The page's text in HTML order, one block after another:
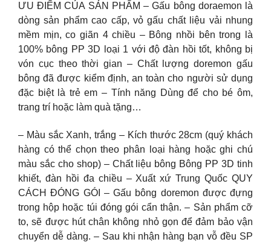
ƯU ĐIỂM CỦA SẢN PHẨM – Gấu bông doraemon là
dòng sản phẩm cao cấp, vỏ gấu chất liệu vải nhung
mềm mịn, co giãn 4 chiều – Bông nhồi bên trong là
100% bông PP 3D loại 1 với độ đàn hồi tốt, không bị
vón cục theo thời gian – Chất lượng doremon gấu
bông đã được kiểm định, an toàn cho người sử dụng
đặc biệt là trẻ em – Tính năng Dùng để cho bé ôm,
trang trí hoặc làm quà tặng…
– Màu sắc Xanh, trắng – Kích thước 28cm (quý khách
hàng có thể chọn theo phân loại hàng hoặc ghi chú
màu sắc cho shop) – Chất liệu bông Bông PP 3D tinh
khiết, đàn hồi đa chiều – Xuất xứ Trung Quốc QUY
CÁCH ĐÓNG GÓI – Gấu bông doremon được đựng
trong hộp hoặc túi đóng gói cẩn thận. – Sản phẩm cỡ
to, sẽ được hút chân không nhỏ gọn để đảm bảo vận
chuyển dễ dàng. – Sau khi nhận hàng bạn vỗ đều SP